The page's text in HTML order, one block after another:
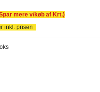
mere v/køb af Krt.)
inkl. prisen